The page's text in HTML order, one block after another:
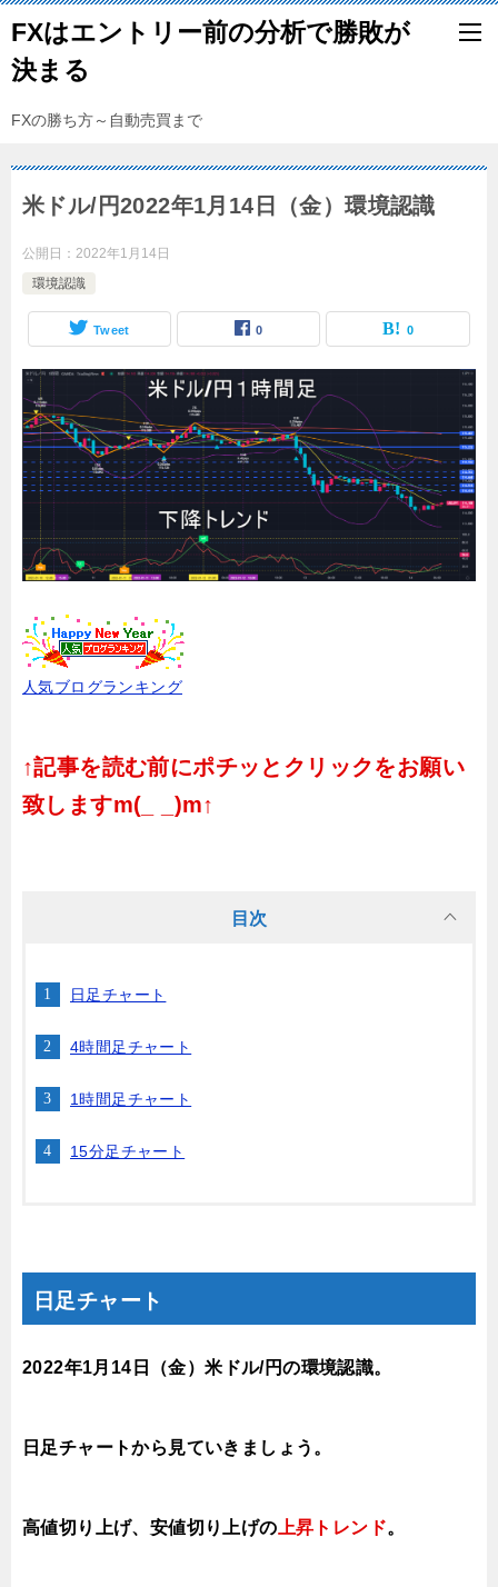
FXはエントリー前の分析で勝敗が
決まる
FXの勝ち方～自動売買まで
米ドル/円2022年1月14日（金）環境認識
公開日： 2022年1月14日
環境認識
Tweet 0 0
人気ブログランキング
↑記事を読む前にポチッとクリックをお願い
致しますm(_ _)m↑
目次
日足チャート
4時間足チャート
1時間足チャート
15分足チャート
日足チャート
2022年1月14 日（金）米ドル/円の環境認識。
日足チャートから見ていきましょう。
高値切り上げ、安値切り上げの 上昇トレンド。